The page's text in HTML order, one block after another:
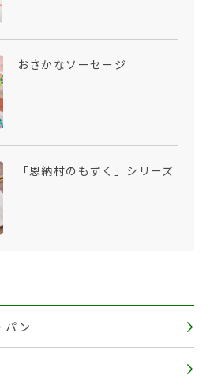
おさかなソーセージ
「恩納村のもずく」シリーズ
パン